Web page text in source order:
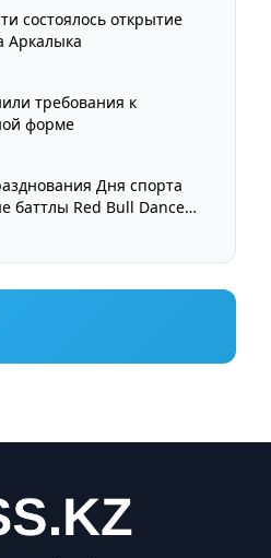
состоялось открытие
Аркалыка
требования к
форме
Дня спорта
баттлы Red Bull Dance